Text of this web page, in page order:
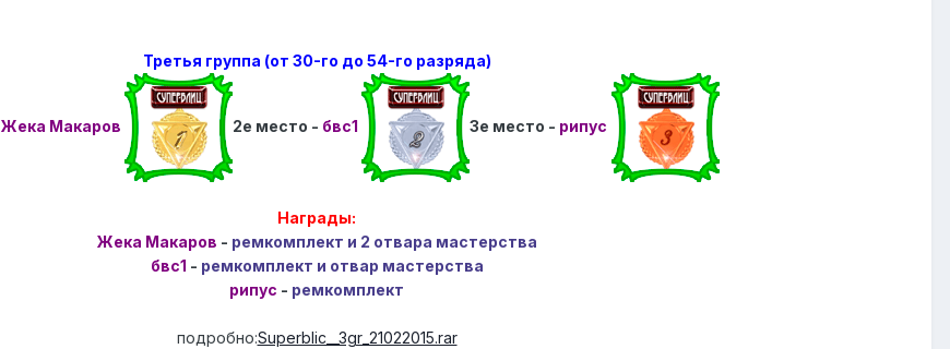
Третья группа (от 30-го до 54-го разряда)
Жека Макаров 2е место - бвс1 3е место - рипус
Награды:
Жека Макаров - ремкомплект и 2 отвара мастерства
бвс1 - ремкомплект и отвар мастерства
рипус - ремкомплект
подробно:Superblic__3gr_21022015.rar